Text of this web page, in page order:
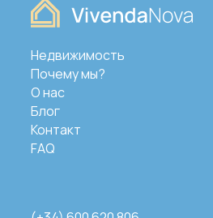
Недвижимость
Почему мы?
О нас
Блог
Контакт
FAQ